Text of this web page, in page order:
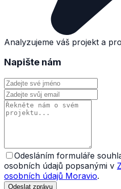
Analyzujeme váš projekt a
Napište nám
Odesláním formuláře
osobních údajů popsanými v
osobních údajů Moravio.
Odeslat zprávu